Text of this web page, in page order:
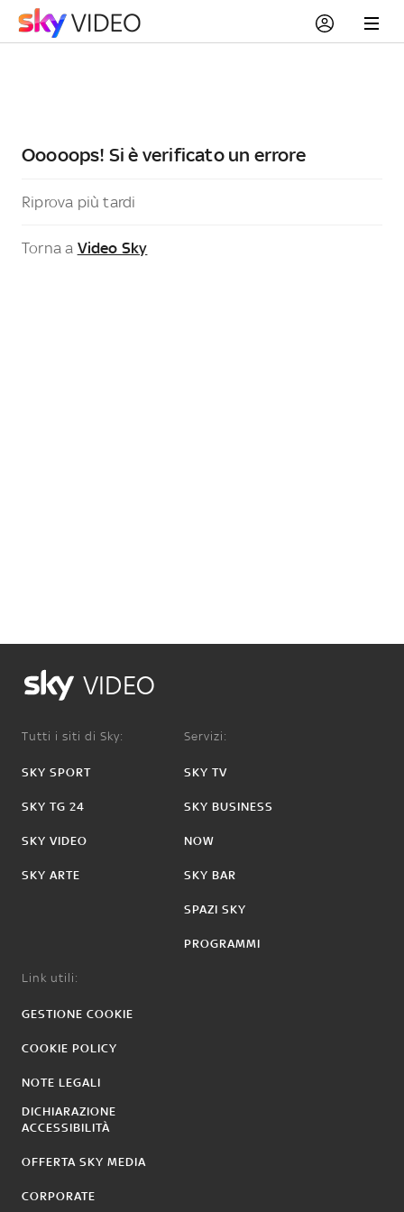
Ooooops! Si è verificato un errore
Riprova più tardi
Torna a Video Sky
VIDEO
Tutti i siti di Sky:
SKY SPORT
SKY TG 24
SKY VIDEO
SKY ARTE
Servizi:
SKY TV
SKY BUSINESS
NOW
SKY BAR
SPAZI SKY
PROGRAMMI
Link utili:
GESTIONE COOKIE
COOKIE POLICY
NOTE LEGALI
DICHIARAZIONE
ACCESSIBILITÀ
OFFERTA SKY MEDIA
CORPORATE